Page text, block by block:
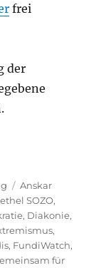
frei
der
Schlagwörter
Anskar
SOZO,
, Diakonie,
,
, FundiWatch,
für